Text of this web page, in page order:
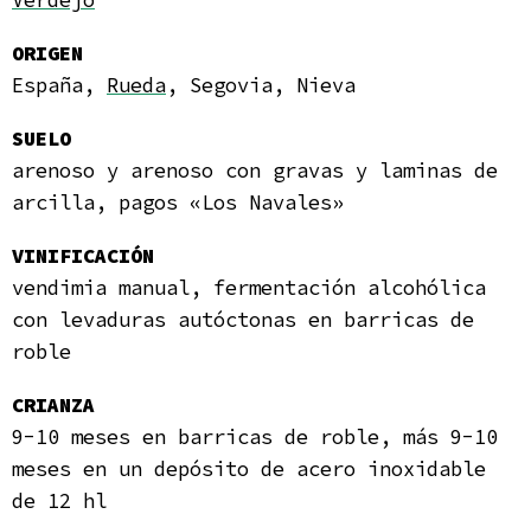
ORIGEN
España, Rueda, Segovia, Nieva
SUELO
arenoso y arenoso con gravas y laminas de
arcilla, pagos «Los Navales»
VINIFICACIÓN
vendimia manual, fermentación alcohólica
con levaduras autóctonas en barricas de
roble
CRIANZA
9-10 meses en barricas de roble, más 9-10
meses en un depósito de acero inoxidable
de 12 hl